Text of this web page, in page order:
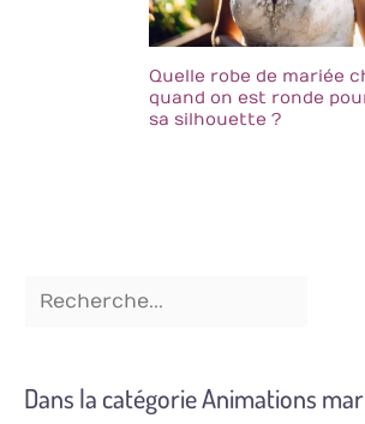
Quelle robe de mariée
quand on est ronde
sa silhouette ?
Dans la catégorie Animations